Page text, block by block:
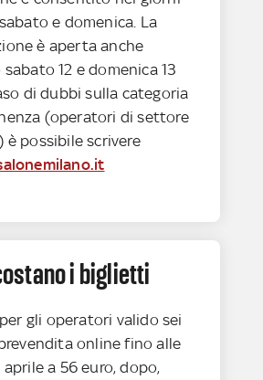
e domenica. La
è aperta anche
12 e domenica 13
di dubbi sulla categoria
(operatori di settore
è possibile scrivere
i biglietti
gli operatori valido sei
online fino alle
a 56 euro, dopo,